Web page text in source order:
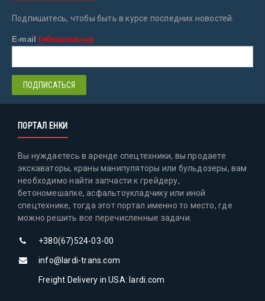
Подпишитесь, чтобы быть в курсе последних новостей.
E-mail(обязательно)
ПОРТАЛ ЕНКИ
Вы нуждаетесь в аренде спецтехники, вы продаете
экскаваторы, краны манипуляторы или бульдозеры, вам
необходимо найти запчасти к грейдеру,
бетономешалке, асфальтоукладчику или иной
спецтехнике, тогда этот портал именно то место, где
можно решить все перечисленные задачи.
+380(67)524-03-00
info@lardi-trans.com
Freight Delivery in USA: lardi.com